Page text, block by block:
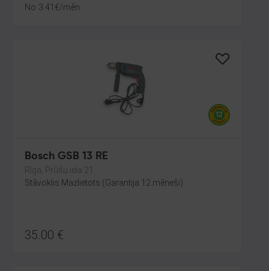
No 3.41 €/mēn.
Bosch GSB 13 RE
Rīga, Prūšu iela 21
Stāvoklis Mazlietots (Garantija 12 mēneši)
35.00 €